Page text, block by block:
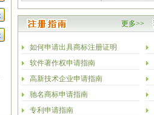
更多>>
如何申请出具商标注册证明
软件著作权申请指南
高新技术企业申请指南
驰名商标申请指南
专利申请指南